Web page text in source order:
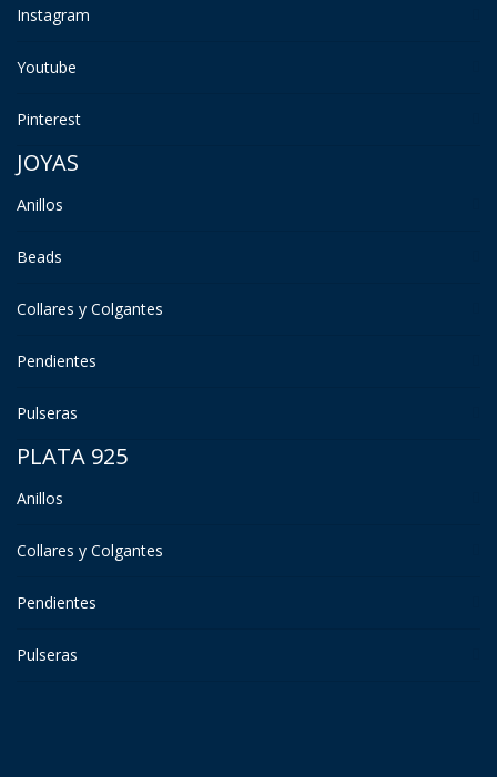
Instagram
Youtube
Pinterest
JOYAS
Anillos
Beads
Collares y Colgantes
Pendientes
Pulseras
PLATA 925
Anillos
Collares y Colgantes
Pendientes
Pulseras